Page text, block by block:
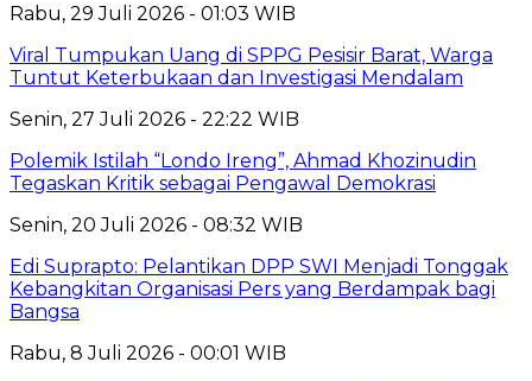
Rabu, 29 Juli 2026 - 01:03 WIB
Viral Tumpukan Uang di SPPG Pesisir Barat, Warga
Tuntut Keterbukaan dan Investigasi Mendalam
Senin, 27 Juli 2026 - 22:22 WIB
Polemik Istilah “Londo Ireng”, Ahmad Khozinudin
Tegaskan Kritik sebagai Pengawal Demokrasi
Senin, 20 Juli 2026 - 08:32 WIB
Edi Suprapto: Pelantikan DPP SWI Menjadi Tonggak
Kebangkitan Organisasi Pers yang Berdampak bagi
Bangsa
Rabu, 8 Juli 2026 - 00:01 WIB